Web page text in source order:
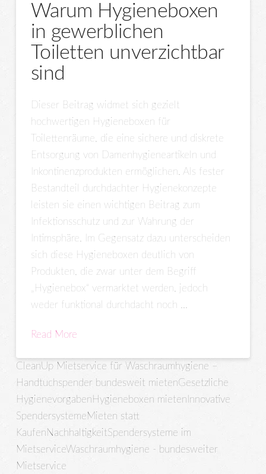
Warum Hygieneboxen
in gewerblichen
Toiletten unverzichtbar
sind
Dieser Beitrag widmet sich gezielt
hochwertigen Hygieneboxen für
Toilettenräume, die eine sichere und diskrete
Entsorgung von Damenhygieneartikeln und
Inkontinenzprodukten ermöglichen. Als fester
Bestandteil durchdachter Hygienekonzepte
leisten sie einen wichtigen Beitrag zum
Infektionsschutz und zur Wahrung der
Intimsphäre. Im Gegensatz dazu unterscheiden
sich diese Hygieneboxen deutlich von
Produkten, die zwar unter dem Begriff
„Hygienebox“ vermarktet werden, jedoch
weder funktional durchdacht noch …
Read More
CleanUp Mietservice für Waschraumhygiene –
Handtuchspender bundesweit mietenGesetzliche
HygienevorgabenHygieneboxen mieten Innovative
SpendersystemeMieten statt
KaufenNachhaltigkeitSpendersysteme im
MietserviceWaschraumhygiene - bundesweiter
Mietservice